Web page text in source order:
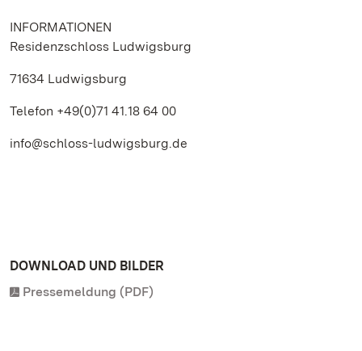
INFORMATIONEN
Residenzschloss Ludwigsburg
71634 Ludwigsburg
Telefon +49(0)71 41.18 64 00
info@schloss-ludwigsburg.de
DOWNLOAD UND BILDER
Pressemeldung (PDF)